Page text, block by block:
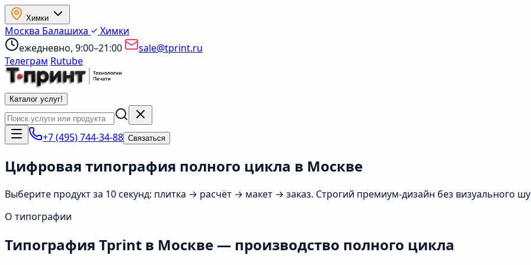
Химки
Москва Балашиха
Химки
ежедневно, 9:00–21:00
sale@tprint.ru
Телеграм Rutube
Каталог услуг!
+7 (495) 744-34-88 Связаться
Цифровая типография полного цикла в Москве
Выберите продукт за 10 секунд: плитка → расчёт → макет → заказ. Строгий премиум‑дизайн без визуального
О типографии
Типография Tprint в Москве — производство полного цикла